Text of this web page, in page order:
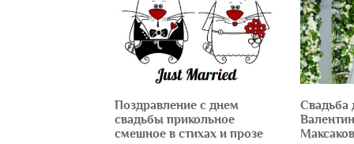
Поздравление с днем
свадьбы прикольное
смешное в стихах и прозе
Свадьба